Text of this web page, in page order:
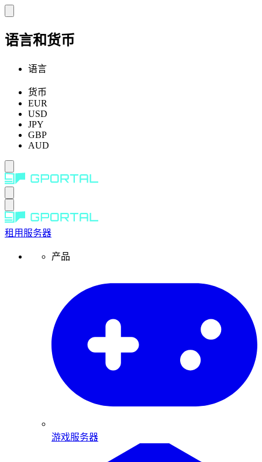
语言和货币
语言
货币
EUR
USD
JPY
GBP
AUD
租用服务器
产品
游戏服务器